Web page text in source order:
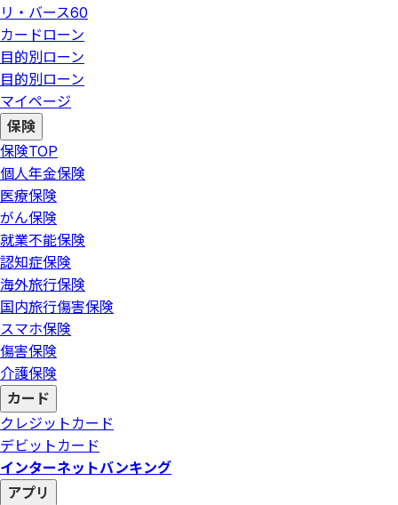
リ・バース60
カードローン
目的別ローン
目的別ローン
マイページ
保険
保険TOP
個人年金保険
医療保険
がん保険
就業不能保険
認知症保険
海外旅行保険
国内旅行傷害保険
スマホ保険
傷害保険
介護保険
カード
クレジットカード
デビットカード
インターネットバンキング
アプリ